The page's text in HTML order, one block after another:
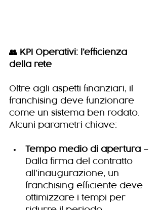
👥 KPI Operativi: l’efficienza
della rete
Oltre agli aspetti finanziari, il
franchising deve funzionare
come un sistema ben rodato.
Alcuni parametri chiave:
Tempo medio di apertura –
Dalla firma del contratto
all’inaugurazione, un
franchising efficiente deve
ottimizzare i tempi per